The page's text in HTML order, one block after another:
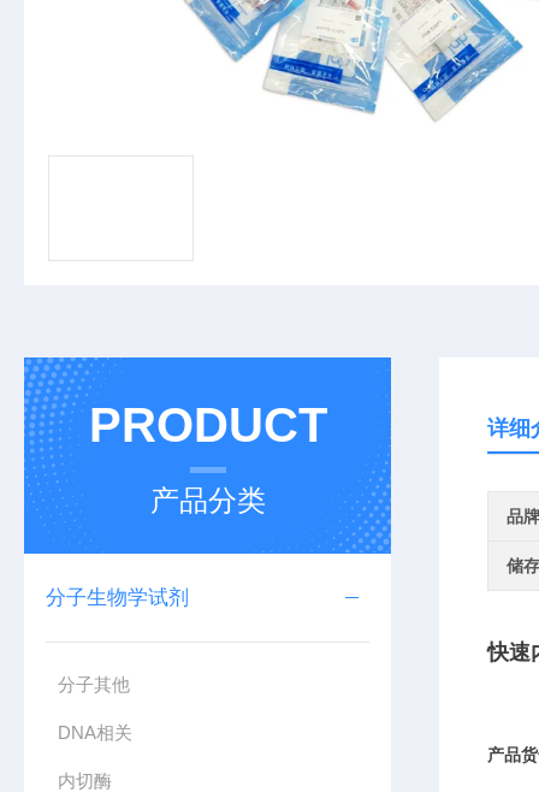
PRODUCT
产品分类
分子生物学试剂
分子其他
DNA相关
内切酶
详细
品牌
储
快速
产品